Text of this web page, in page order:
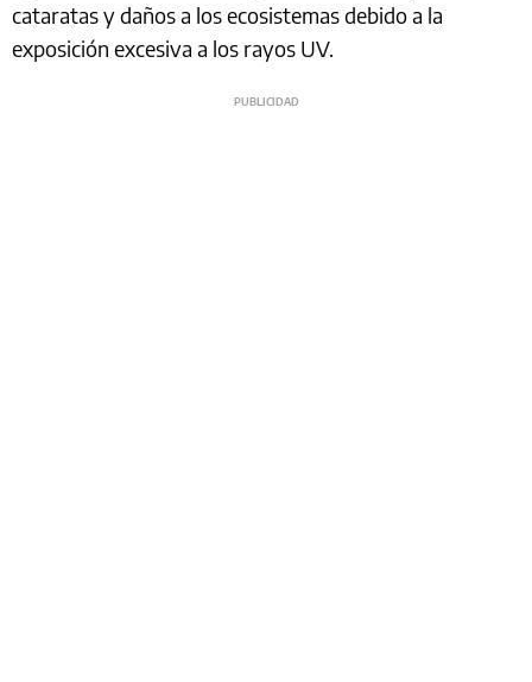
cataratas y daños a los ecosistemas debido a la
exposición excesiva a los rayos UV.